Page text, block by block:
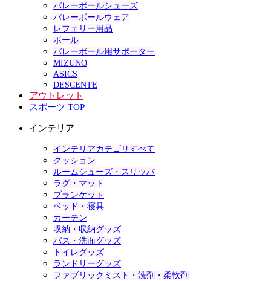
バレーボールシューズ
バレーボールウェア
レフェリー用品
ボール
バレーボール用サポーター
MIZUNO
ASICS
DESCENTE
アウトレット
スポーツ TOP
インテリア
インテリアカテゴリすべて
クッション
ルームシューズ・スリッパ
ラグ・マット
ブランケット
ベッド・寝具
カーテン
収納・収納グッズ
バス・洗面グッズ
トイレグッズ
ランドリーグッズ
ファブリックミスト・洗剤・柔軟剤